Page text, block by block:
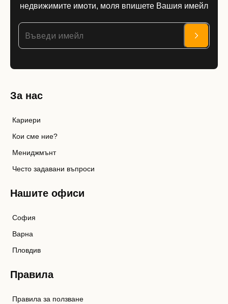
недвижимите имоти, моля впишете Вашия имейл
За нас
Кариери
Кои сме ние?
Мениджмънт
Често задавани въпроси
Нашите офиси
София
Варна
Пловдив
Правила
Правила за ползване